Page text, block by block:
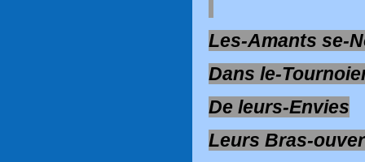
Les-Amants se-
Dans le-
De leurs-Envies
Leurs Bras-